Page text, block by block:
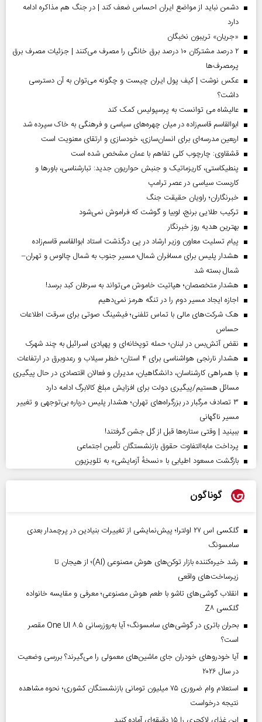
دشمن نباید از مواضع ایران احساس ضعف کند | در جنگ هم مذاکره ادامه
دارد
«جریان» تریبون نخبگان
۲ درصد مشترکان ۱۰ درصد برق خانگی را مصرف می‌کنند | جزئیات مصرف برق
پرمصرف‌ها
عکس نوشت | کیف پول ایران چیست و چگونه می‌توان به آن دسترسی
داشت؟
عالیشاه می توانست به پرسپولیس کمک کند
ابوالقاسم قاسم‌زاده در میان چهره‌های سیاسی و فرهنگی به خاک سپرده شد
اربعین مدرسه‌ای برای انسان‌سازی، خودسازی و ارتقای معنویت است
قشقاوی: چارچوب کلی تفاهم با عمان مشخص شده است
پنطیکاستی، کاریزماتیک و جنبش حواریون جدید: تبارشناسی، باور‌ها و
کاربست سیاسی در عصر ترامپ
خبرنگاران؛ راویان حقیقت جنگ
ترکیب طلایی برنج، لوبیا و گوشت که فراموش نمی‌شود
بهترین هدیه روز خبرنگار
پیام تسلیت معاون وزیر ارشاد در پی درگذشت استاد ابوالقاسم قاسم‌زاده
هشدار پلیس برای مسافران شمال؛ مسیر جنوب به شمال چالوس و تهران–
شمال بسته شد
هشدار متخصصان؛ هپاتیت خاموش می‌تواند به سرطان کبد برسد!
اجازه ایجاد مسیر دوم را در تنگه هرمز نمی‌دهیم
هک شرکت‌های مالی با تماس تلفنی؛ فیشینگ صوتی برای سرقت اطلاعات
حساس
نقض آتش‌بس در لبنان؛ حمله توپخانه‌ای و پهپادی اسرائیل به چند شهرک
هشدار نارنجی هواشناسی برای ۴ استان؛ خطر سیلاب و رعدوبرق در ارتفاعات
با همراهی کارشناسان، دانشگاهیان، مدیران و فعالان اقتصادی در حال پیگیری
مسائل هستیم/پیگیری دولت برای افزایش مبلغ کالابرگ ادامه دارد
۳ تصادف مرگبار در بزرگراه‌های تهران؛ هشدار پلیس درباره بی‌توجهی و تغییر
مسیر ناگهانی
ببینید | وقتی ستاره‌ها قبل از گل جشن گرفتند!
پرداخت مابه‌التفاوت حقوق بازنشستگان تأمین اجتماعی
بازگشت مسعود اطیابی با «نسخهٔ آزمایشی» به تلویزیون
گوناگون
گلکسی اس ۲۷ اولترا؛ پیش‌نمایشی از تغییرات بنیادین در پرچمدار بعدی
سامسونگ
رشد خیره‌کننده بازار توکن‌های هوش مصنوعی (AI)؛ از هیجان تا
زیرساخت‌های واقعی
انقلاب گوشی‌های تاشو‌ با طعم هوش مصنوعی؛ معرفی و مقایسه خانواده
گلکسی Z۸
بحران باتری در گوشی‌های سامسونگ؛ آیا به‌روزرسانی One UI ۸.۵ مقصر
است؟
آیا خودروهای خودران جای ماشین‌های معمولی را می‌گیرند؟ بررسی وضعیت
در سال ۲۰۲۶
استعلام وام ضروری ۷۵ میلیون تومانی بازنشستگان کشوری؛ نحوه مشاهده
نتیجه درخواست